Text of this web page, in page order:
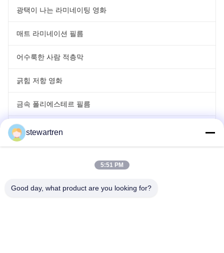
광택이 나는 라미네이팅 영화
매트 라미네이션 필름
어수룩한 사람 적층막
긁힘 저항 영화
금속 폴리에스테르 필름
레이저 홀로그래프 필름
stewartren
5:51 PM
Good day, what product are you looking for?